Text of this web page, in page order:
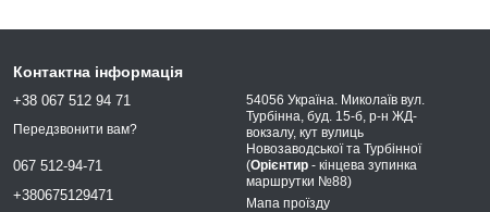
Контактна інформація
+38 067 512 94 71
Передзвонити вам?
067 512-94-71
+380675129471
54056 Україна. Миколаїв вул.
Турбінна, буд. 15-б, р-н ЖД-
вокзалу, кут вулиць
Новозаводської та Турбінної
(Орієнтир - кінцева зупинка
маршрутки №88)
Мапа проїзду